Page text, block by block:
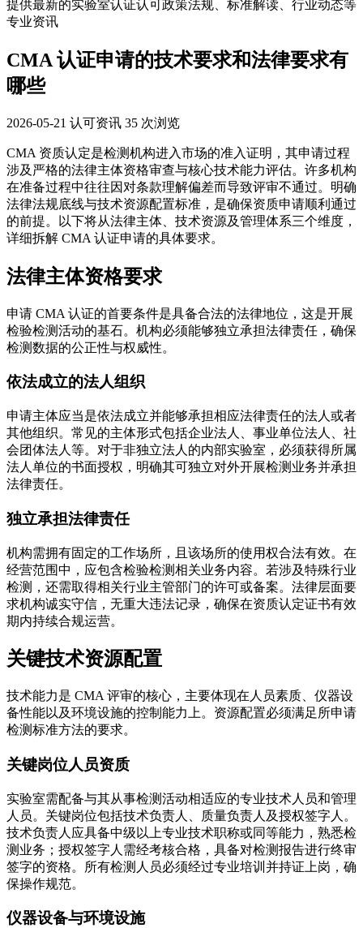
提供最新的实验室认证认可政策法规、标准解读、行业动态等
专业资讯
CMA 认证申请的技术要求和法律要求有
哪些
2026-05-21 认可资讯 35 次浏览
CMA 资质认定是检测机构进入市场的准入证明，其申请过程
涉及严格的法律主体资格审查与核心技术能力评估。许多机构
在准备过程中往往因对条款理解偏差而导致评审不通过。明确
法律法规底线与技术资源配置标准，是确保资质申请顺利通过
的前提。以下将从法律主体、技术资源及管理体系三个维度，
详细拆解 CMA 认证申请的具体要求。
法律主体资格要求
申请 CMA 认证的首要条件是具备合法的法律地位，这是开展
检验检测活动的基石。机构必须能够独立承担法律责任，确保
检测数据的公正性与权威性。
依法成立的法人组织
申请主体应当是依法成立并能够承担相应法律责任的法人或者
其他组织。常见的主体形式包括企业法人、事业单位法人、社
会团体法人等。对于非独立法人的内部实验室，必须获得所属
法人单位的书面授权，明确其可独立对外开展检测业务并承担
法律责任。
独立承担法律责任
机构需拥有固定的工作场所，且该场所的使用权合法有效。在
经营范围中，应包含检验检测相关业务内容。若涉及特殊行业
检测，还需取得相关行业主管部门的许可或备案。法律层面要
求机构诚实守信，无重大违法记录，确保在资质认定证书有效
期内持续合规运营。
关键技术资源配置
技术能力是 CMA 评审的核心，主要体现在人员素质、仪器设
备性能以及环境设施的控制能力上。资源配置必须满足所申请
检测标准方法的要求。
关键岗位人员资质
实验室需配备与其从事检测活动相适应的专业技术人员和管理
人员。关键岗位包括技术负责人、质量负责人及授权签字人。
技术负责人应具备中级以上专业技术职称或同等能力，熟悉检
测业务；授权签字人需经考核合格，具备对检测报告进行终审
签字的资格。所有检测人员必须经过专业培训并持证上岗，确
保操作规范。
仪器设备与环境设施